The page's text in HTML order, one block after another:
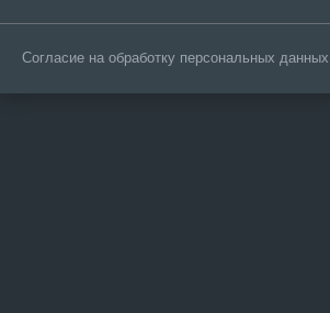
Согласие на обработку персональных данных